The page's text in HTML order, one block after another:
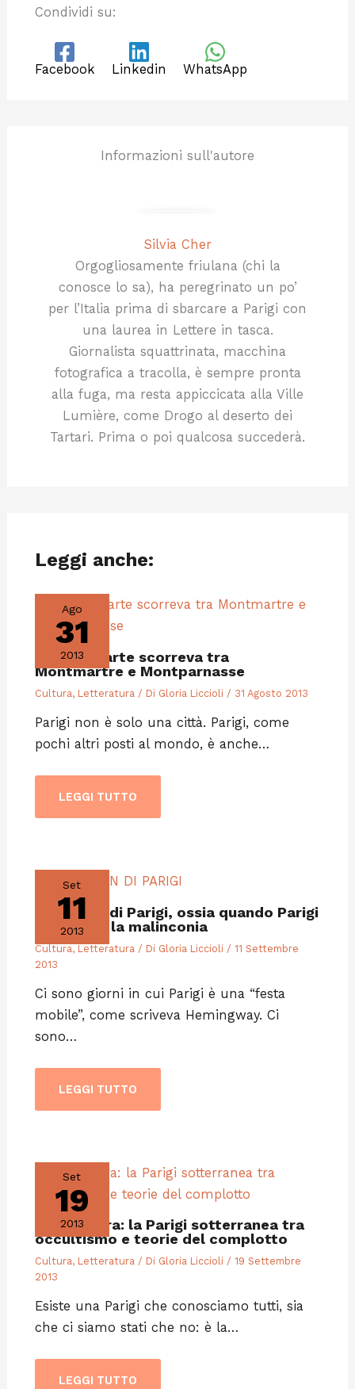
Condividi su:
Facebook Linkedin WhatsApp
Informazioni sull'autore
Silvia Cher
Orgogliosamente friulana (chi la
conosce lo sa), ha peregrinato un po’
per l’Italia prima di sbarcare a Parigi con
una laurea in Lettere in tasca.
Giornalista squattrinata, macchina
fotografica a tracolla, è sempre pronta
alla fuga, ma resta appiccicata alla Ville
Lumière, come Drogo al deserto dei
Tartari. Prima o poi qualcosa succederà.
Leggi anche:
Ago
31
2013
Quando l’arte scorreva tra
Montmartre e Montparnasse
Cultura, Letteratura/ Di Gloria Liccioli / 31 Agosto 2013
Parigi non è solo una città. Parigi, come
pochi altri posti al mondo, è anche…
LEGGI TUTTO
Set
11
2013
Lo spleen di Parigi, ossia quando Parigi
ti attacca la malinconia
Cultura, Letteratura / Di Gloria Liccioli / 11 Settembre
2013
Ci sono giorni in cui Parigi è una “festa
mobile”, come scriveva Hemingway. Ci
sono…
LEGGI TUTTO
Set
19
2013
Letteratura: la Parigi sotterranea tra
occultismo e teorie del complotto
Cultura, Letteratura/ Di Gloria Liccioli / 19 Settembre
2013
Esiste una Parigi che conosciamo tutti, sia
che ci siamo stati che no: è la…
LEGGI TUTTO